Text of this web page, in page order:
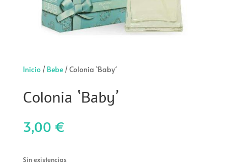
Inicio/ Bebe/ Colonia `Baby´
Colonia `Baby´
3,00 €
Sin existencias